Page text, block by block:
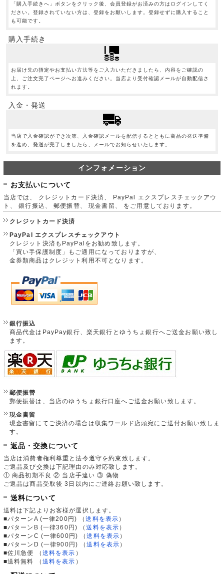
「購入手続きへ」ボタンをクリック後、会員登録がお済みの方はログインしてく
ださい。登録されていない方は、登録をお願いします。登録せずに購入すること
も可能です。
購入手続き
お届け先の指定やお支払い方法等をご入力いただきましたら、内容をご確認の
上、ご注文完了ページへお進みください。当店より受付確認メールが自動配信さ
れます。
入金・発送
当店で入金確認ができ次第、入金確認メールを配信するとともに商品の発送準備
を進め、発送が完了しましたら、メールでお知らせいたします。
インフォメーション
お支払いについて
当店では、 クレジットカード決済、 PayPal エクスプレスチェックアウ
ト、 銀行振込、 郵便振替、 現金書留、 をご用意しております。
クレジットカード決済
PayPal エクスプレスチェックアウト
クレジット決済もPayPalをお勧め致します。
「買い手保護制度」もご適用になっておりますが、
金券類商品はクレジット利用不可となります。
銀行振込
商品代金はPayPay銀行、楽天銀行とゆうちょ銀行へご送金お願い致し
ます。
郵便振替
郵便振替は、当店のゆうちょ銀行口座へご送金お願い致します。
現金書留
現金書留にてご決済の場合は収集ワールド店頭宛にご送付お願い致しま
す。
返品・交換について
当店は消費者権利尊重と法令遵守を約束致します。
ご返品及び交換は下記理由のみ対応致します。
① 商品初期不良 ② 当店手違い ③ 偽物
ご返品は商品受取後 3日以内にご連絡お願い致します。
送料について
送料は下記よりお客様が選択します。
■パターンA (一律200円)
（送料を表示 ）
■パターンB (一律360円)
（送料を表示 ）
■パターンC (一律600円)
（送料を表示 ）
■パターンD (一律900円)
（送料を表示 ）
■佐川急便
（ 送料を表示 ）
■送料無料
（ 送料を表示 ）